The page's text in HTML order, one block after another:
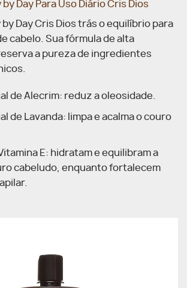
by Day Para Uso Diário Cris Dios
by Day Cris Dios trás o equilíbrio para
cabelo. Sua fórmula de alta
a pureza de ingredientes
de Alecrim: reduz a oleosidade.
de Lavanda: limpa e acalma o couro
E: hidratam e equilibram a
cabeludo, enquanto fortalecem